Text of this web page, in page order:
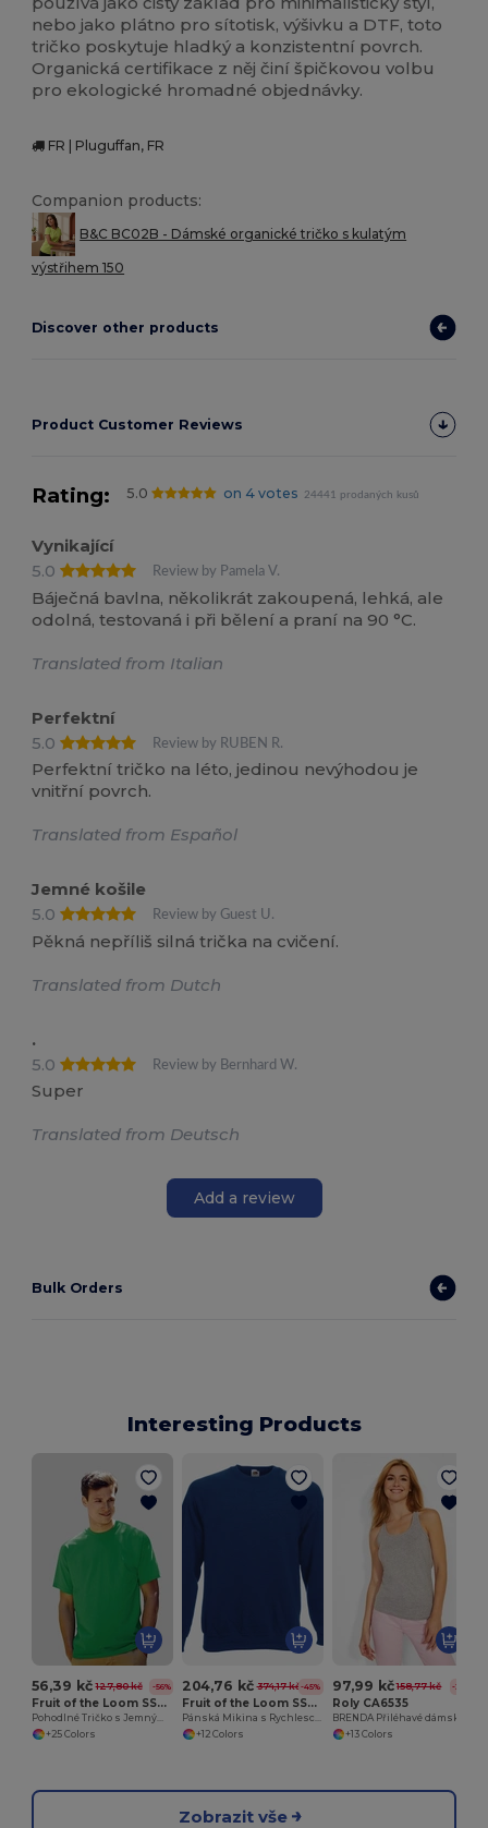
nebo jako plátno pro sítotisk, výšivku a DTF, toto
tričko poskytuje hladký a konzistentní povrch.
Organická certifikace z něj činí špičkovou volbu
pro ekologické hromadné objednávky.
FR | Pluguffan, FR
Companion products:
B&C BC02B - Dámské organické tričko s kulatým
výstřihem 150
Discover other products
Product Customer Reviews
Rating: 5.0 on 4 votes 24441 prodaných kusů
Vynikající
5.0
Review by Pamela V.
Báječná bavlna, několikrát zakoupená, lehká, ale
odolná, testovaná i při bělení a praní na 90 °C.
Translated from Italian
Perfektní
5.0
Review by RUBEN R.
Perfektní tričko na léto, jedinou nevýhodou je
vnitřní povrch.
Translated from Español
Jemné košile
5.0
Review by Guest U.
Pěkná nepříliš silná trička na cvičení.
Translated from Dutch
.
5.0
Review by Bernhard W.
Super
Translated from Deutsch
Add a review
Bulk Orders
Interesting Products
56,39 kč 127,80 kč -56%
Fruit of the Loom SS030
Pohodlné Tričko s Jemným Pocitem
+25 Colors
204,76 kč 374,17 kč -45%
Fruit of the Loom SS270
Pánská Mikina s Rychleschnoucí Technologií
+12 Colors
97,99 kč 158,77 kč -38%
Roly CA6535
+13 Colors
Zobrazit vše